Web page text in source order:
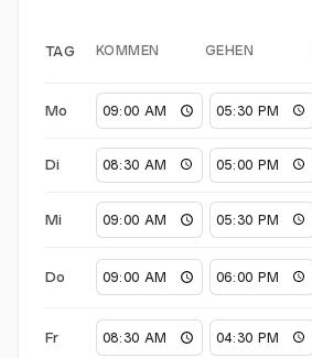
TAG KOMMEN GEHEN
Mo
Di
Mi
Do
Fr